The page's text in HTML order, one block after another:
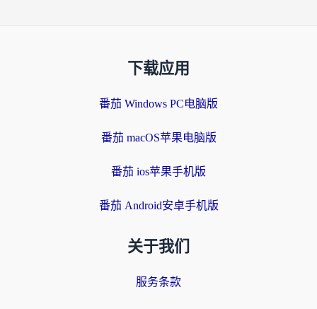
下载应用
番茄 Windows PC电脑版
番茄 macOS苹果电脑版
番茄 ios苹果手机版
番茄 Android安卓手机版
关于我们
服务条款